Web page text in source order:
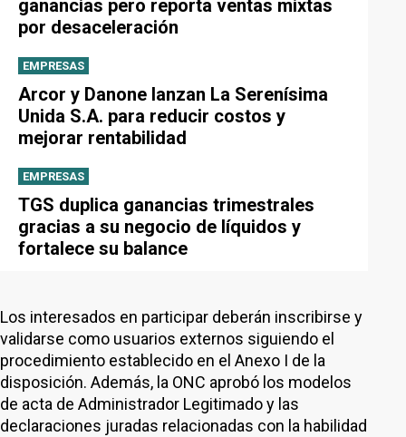
ganancias pero reporta ventas mixtas
por desaceleración
EMPRESAS
Arcor y Danone lanzan La Serenísima
Unida S.A. para reducir costos y
mejorar rentabilidad
EMPRESAS
TGS duplica ganancias trimestrales
gracias a su negocio de líquidos y
fortalece su balance
Los interesados en participar deberán inscribirse y
validarse como usuarios externos siguiendo el
procedimiento establecido en el Anexo I de la
disposición. Además, la ONC aprobó los modelos
de acta de Administrador Legitimado y las
declaraciones juradas relacionadas con la habilidad